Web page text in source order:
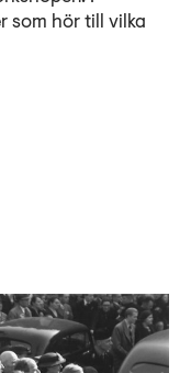
som hör till vilka